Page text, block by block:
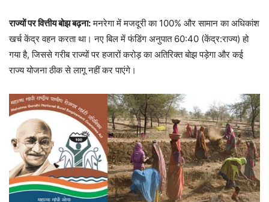
राज्यों पर वित्तीय बोझ बढ़ना:मनरेगा में मजदूरी का 100% और सामान का अधिकांश
खर्च केंद्र वहन करता था। नए बिल में फंडिंग अनुपात 60:40 (केंद्र:राज्य) हो
गया है, जिससे गरीब राज्यों पर हजारों करोड़ का अतिरिक्त बोझ पड़ेगा और कई
राज्य योजना ठीक से लागू नहीं कर पाएंगे।